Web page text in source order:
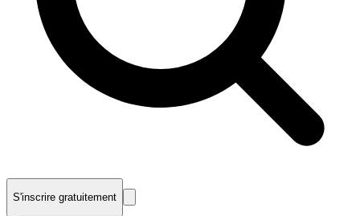
S'inscrire gratuitement